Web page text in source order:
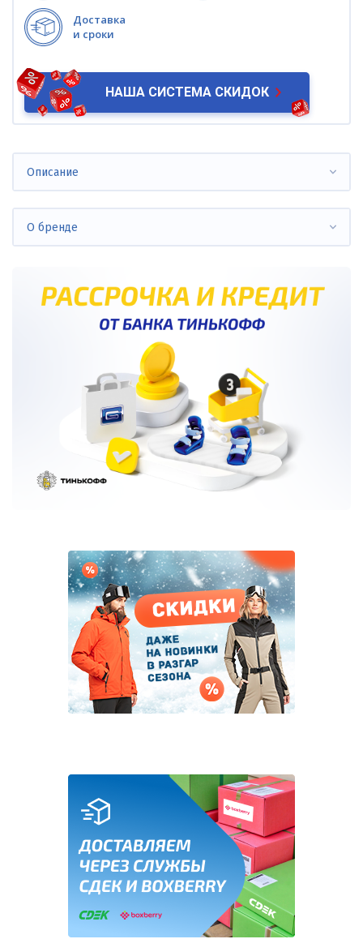
Доставка
и сроки
НАША СИСТЕМА СКИДОК
Описание
О бренде